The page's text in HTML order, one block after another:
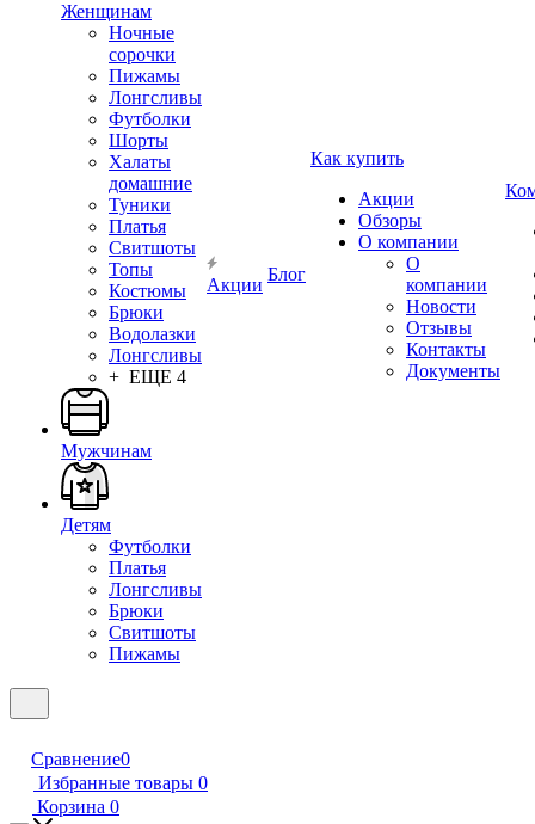
Женщинам
Ночные
сорочки
Пижамы
Лонгсливы
Футболки
Шорты
Халаты
домашние
Туники
Платья
Свитшоты
Топы
Костюмы
Брюки
Водолазки
Лонгсливы
+ ЕЩЕ 4
Мужчинам
Детям
Футболки
Платья
Лонгсливы
Брюки
Свитшоты
Пижамы
Акции
Блог
Как купить
Акции
Обзоры
О компании
О
компании
Новости
Отзывы
Контакты
Документы
Сравнение0
Избранные товары 0
Корзина 0